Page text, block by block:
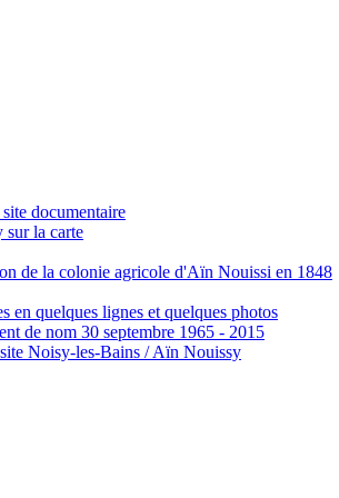
documentaire
la carte
de la colonie agricole d'Aïn Nouissi en 1848
en quelques lignes et quelques photos
de nom 30 septembre 1965 - 2015
Noisy-les-Bains / Aïn Nouissy